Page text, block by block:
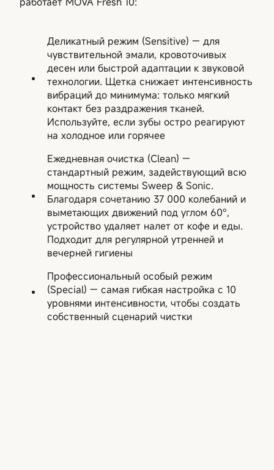
Деликатный режим (Sensitive) — для
чувствительной эмали, кровоточивых
десен или быстрой адаптации к звуковой
технологии. Щетка снижает интенсивность
вибраций до минимума: только мягкий
контакт без раздражения тканей.
Используйте, если зубы остро реагируют
на холодное или горячее
Ежедневная очистка (Clean) —
стандартный режим, задействующий всю
мощность системы Sweep & Sonic.
Благодаря сочетанию 37 000 колебаний и
выметающих движений под углом 60°,
устройство удаляет налет от кофе и еды.
Подходит для регулярной утренней и
вечерней гигиены
Профессиональный особый режим
(Special) — самая гибкая настройка с 10
уровнями интенсивности, чтобы создать
собственный сценарий чистки